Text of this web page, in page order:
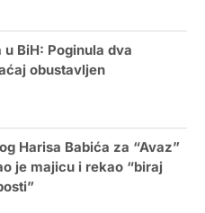
BiH: Poginula dva
obustavljen
Harisa Babića za “Avaz”
je majicu i rekao “biraj